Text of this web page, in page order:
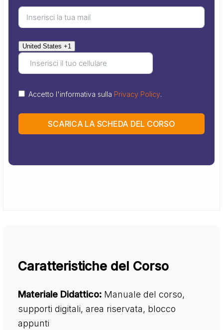
United States +1
Accetto l'informativa sulla Privacy Policy.
SCARICA LA SCHEDA DEL CORSO
Caratteristiche del Corso
Materiale Didattico: Manuale del corso,
supporti digitali, area riservata, blocco
appunti